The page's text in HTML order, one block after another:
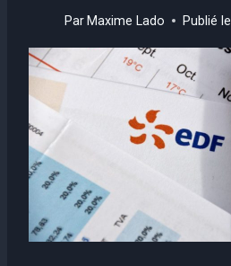
Par Maxime Lado Publié le